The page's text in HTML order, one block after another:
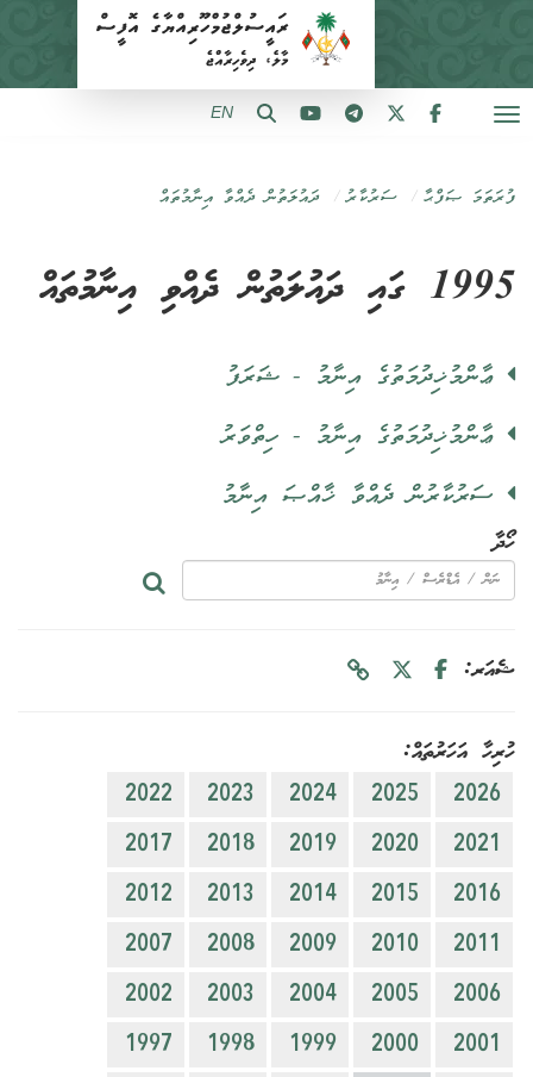
EN
ފުރަތަމަ ޞަފްޙާ ސަރުކާރު ދައުލަތުން ދެއްވާ އިނާމުތައް
1995 ގައި ދައުލަތުން ދެއްވި އިނާމުތައް
ޢާންމުޚިދުމަތުގެ އިނާމު - ޝަރަފު
ޢާންމުޚިދުމަތުގެ އިނާމު - ހިތްވަރު
ސަރުކާރުން ދެއްވާ ޚާއްޞަ އިނާމު
ހޯދާ
ޝެއަރ:
ހުރިހާ އަހަރުތައް:
2026
2025
2024
2023
2022
2021
2020
2019
2018
2017
2016
2015
2014
2013
2012
2011
2010
2009
2008
2007
2006
2005
2004
2003
2002
2001
2000
1999
1998
1997